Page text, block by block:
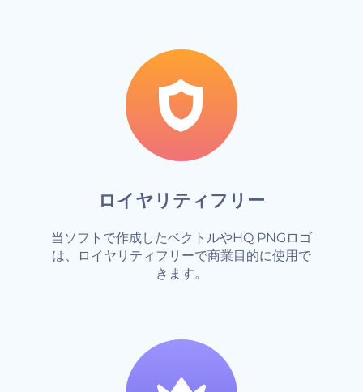
ロイヤリティフリー
当ソフトで作成したベクトルやHQ PNGロゴ
は、ロイヤリティフリーで商業目的に使用で
きます。